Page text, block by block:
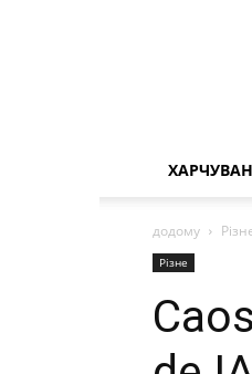
додому
Різне